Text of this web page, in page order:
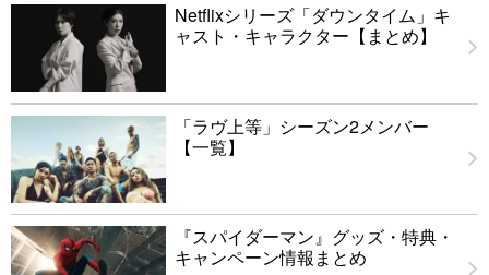
Netflixシリーズ「ダウンタイム」キ
ャスト・キャラクター【まとめ】
「ラヴ上等」シーズン2メンバー
【一覧】
『スパイダーマン』グッズ・特典・
キャンペーン情報まとめ